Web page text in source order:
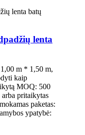
lenta
m * 1,50 m,
kaip
MOQ: 500
pritaikytas
paketas:
ypatybė: